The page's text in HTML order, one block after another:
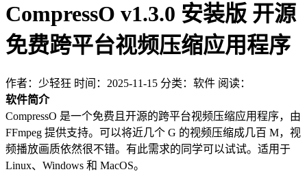
CompressO v1.3.0 安装版 开源
免费跨平台视频压缩应用程序
作者：少轻狂 时间：2025-11-15 分类：软件 阅读：
软件简介
CompressO 是一个免费且开源的跨平台视频压缩应用程序，由
FFmpeg 提供支持。可以将近几个 G 的视频压缩成几百 M，视
频播放画质依然很不错。有此需求的同学可以试试。适用于
Linux、Windows 和 MacOS。